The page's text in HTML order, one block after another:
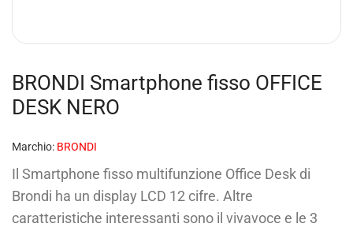
BRONDI Smartphone fisso OFFICE
DESK NERO
Marchio: BRONDI
Il Smartphone fisso multifunzione Office Desk di
Brondi ha un display LCD 12 cifre. Altre
caratteristiche interessanti sono il vivavoce e le 3